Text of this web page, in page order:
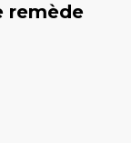
remède